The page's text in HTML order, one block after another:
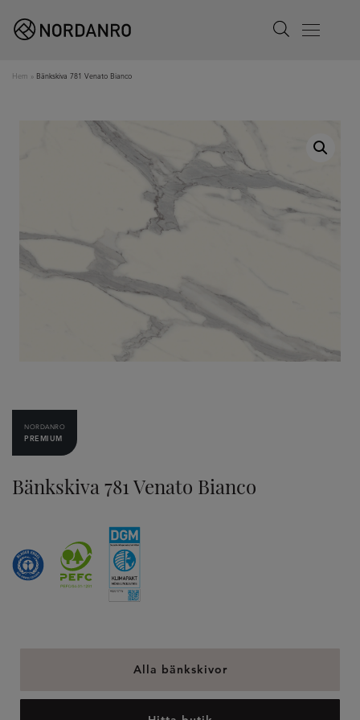
Search
Menu
Hem » Bänkskiva 781 Venato Bianco
Bänkskiva 781 Venato Bianco
NORDANRO
PREMIUM
Alla bänkskivor